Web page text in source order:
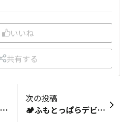
いいね
共有する
今回お友達に誘われて、初めてこちらに来ました。今まで色々なキャンプ場へ行きましたが、こちらは隠れ家的な場所、それぞれのサイトが離れているので、ゆったりしています。また、五感で感じる・視覚で自然を楽しみ・聴覚で川のせせらぎを聴き・嗅覚で自然の香り・味覚で施設内の天然水の美味しさ・触覚で自然、動物に触れる日常では体験できない、非日常を感じさせてくれます。こころから癒される空間です。スタッフさんの説明もすごく分かりやすく優しくて良かったです。ウェルカムドリンク、コスメのお試し、モーニングヨガ、朝のお散歩、動物との触れ合い、どれをとっても素敵な体験でした。９歳の娘共々、また行きたい！と声を揃えて楽しめ、癒される場所でした。&nbsp;販売所のコスメ、キャンプ道具、地元の食品などもおすすめです。
次の投稿
🏕️ふもとっぱらデビュー記念🏕️&nbsp;https://www.youtube.com/live/9jb0rB1gbp0?si=nZ_qhC4DCA8bSiog&nbsp;嬉しすぎてミーハーなおばさんしました😎&nbsp;